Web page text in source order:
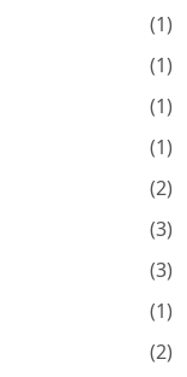
(1)
(1)
(1)
(1)
(2)
(3)
(3)
(1)
(2)